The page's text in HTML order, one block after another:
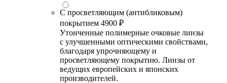
С просветляющим (антибликовым)
покрытием 4900 ₽
Утонченные полимерные очковые линзы
с улучшенными оптическими свойствами,
благодаря упрочняющему и
просветляющему покрытию. Линзы от
ведущих европейских и японских
производителей.